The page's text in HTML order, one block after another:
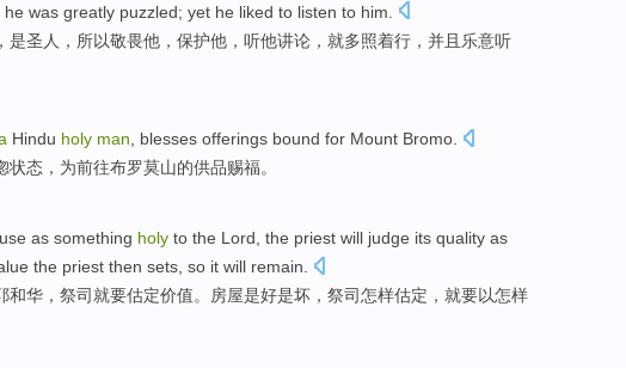
he was greatly puzzled; yet he liked to listen to him.
，是圣人，所以敬畏他 ， 保护他， 听他讲论 ，就多照着行， 并且 乐意听
Hindu holy man, blesses offerings bound for Mount Bromo.
状态 ， 为前往布罗莫山的供品赐福。
as something holy to the Lord , the priest will judge its quality as
the priest then sets so it will remain.
和华 ， 祭司就要估定价值。房屋是好是坏 ，祭司怎样估定，就要以怎样